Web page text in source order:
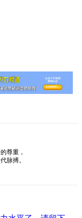
尊重，
脉搏。